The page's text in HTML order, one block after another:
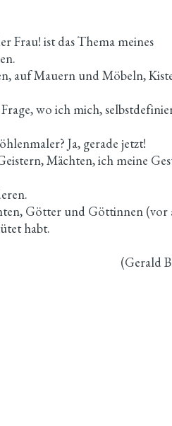
Frau! ist das Thema meines
auf Mauern und Möbeln,
wo ich mich,
Ja, gerade jetzt!
Mächten, ich meine
Götter und Göttinnen (vor
habt.
(Gerald